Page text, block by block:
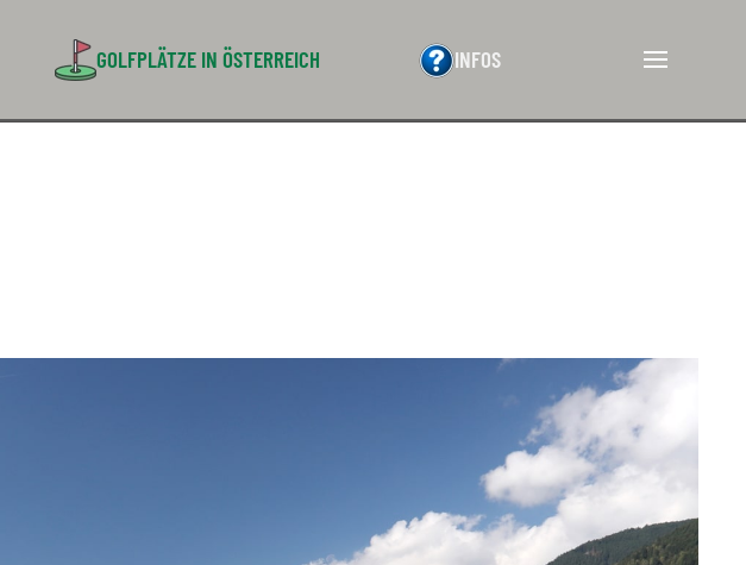
GOLFPLÄTZE IN ÖSTERREICH INFOS